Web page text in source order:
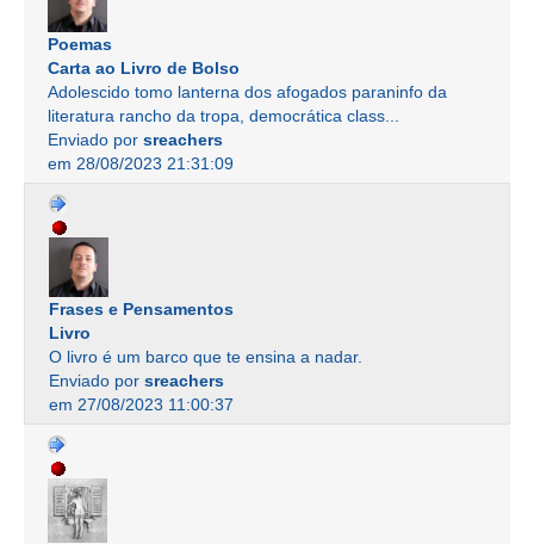
Poemas
Carta ao Livro de Bolso
Adolescido tomo lanterna dos afogados paraninfo da
literatura rancho da tropa, democrática class...
Enviado por sreachers
em 28/08/2023 21:31:09
Frases e Pensamentos
Livro
O livro é um barco que te ensina a nadar.
Enviado por sreachers
em 27/08/2023 11:00:37